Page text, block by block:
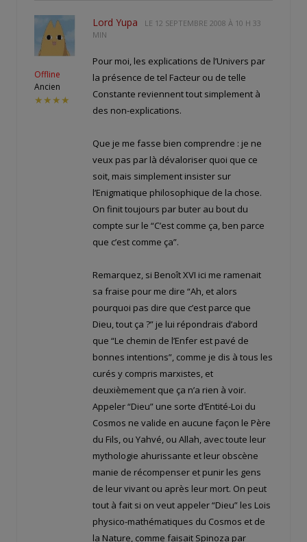
Offline
Ancien
★★★★
Lord Yupa LE 12 SEPTEMBRE 2008 À 10 H 33
MIN
Pour moi, les explications de l’Univers par
la présence de tel Facteur ou de telle
Constante reviennent tout simplement à
des non-explications.
Que je me fasse bien comprendre : je ne
veux pas par là dévaloriser quoi que ce
soit, mais simplement insister sur
l’Enigmatique philosophique de la chose.
On finit toujours par buter au bout du
compte sur le “C’est comme ça, ben parce
que c’est comme ça”.
Remarquez, si Benoît XVI ici me ramenait
sa fraise pour me dire “Ah, et alors
pourquoi pas dire que c’est parce que
Dieu, tout ça ?” je lui répondrais d’abord
que “Le chemin de l’Enfer est pavé de
bonnes intentions”, comme je dis à tous les
curés y compris marxistes, et
deuxièmement que ça n’a rien à voir.
Appeler “Dieu” une sorte d’Entité-Loi du
Cosmos ne valide en aucune façon le Père
du Fils, ou Yahvé, ou Allah, avec toute leur
mythologie ahurissante et leur obscène
manie de récompenser et punir les gens
de leur vivant ou après leur mort. On peut
tout à fait si on veut appeler “Dieu” les Lois
physico-mathématiques du Cosmos et de
la Nature, comme faisait Spinoza par